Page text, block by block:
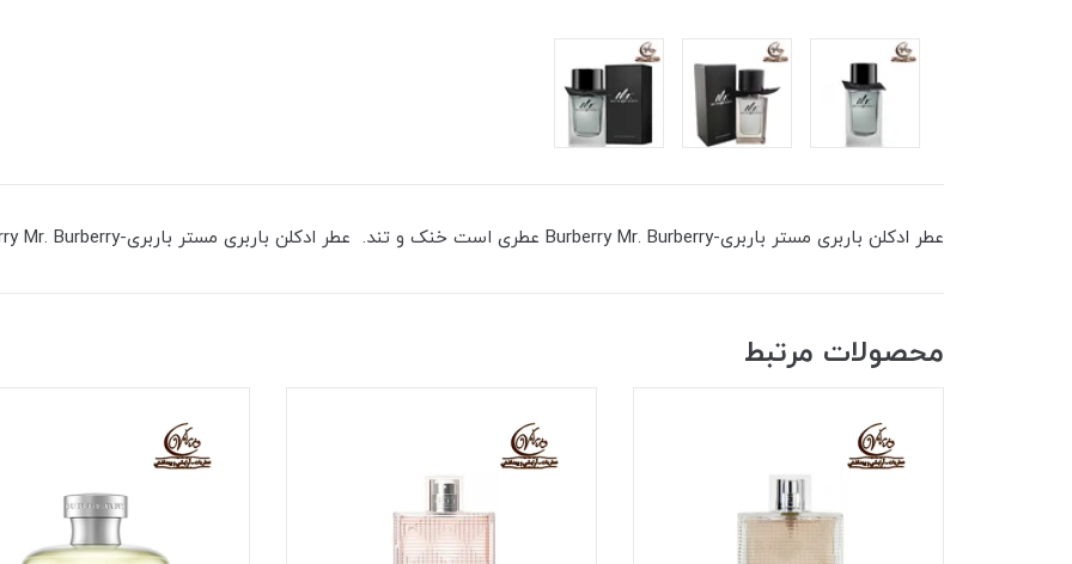
عطر ادکلن باربری مستر باربری-Burberry Mr. Burberry عطری است خنک و تند. عطر ادکلن باربری مستر باربری-Burberry Mr. Burberry عطری است مردانه و شیک.
محصولات مرتبط